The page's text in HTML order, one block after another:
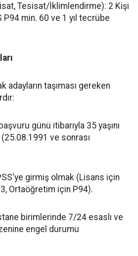
Tesisat/İklimlendirme): 2 Kişi
min. 60 ve 1 yıl tecrübe
adayların taşıması gereken
günü itibarıyla 35 yaşını
ve sonrası
girmiş olmak (Lisans için
Ortaöğretim için P94).
birimlerinde 7/24 esaslı ve
engel durumu